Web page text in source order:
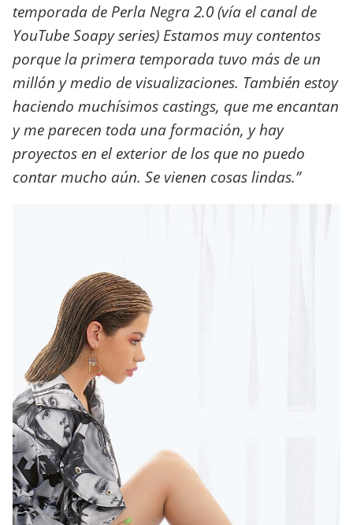
temporada de Perla Negra 2.0 (vía el canal de
YouTube Soapy series) Estamos muy contentos
porque la primera temporada tuvo más de un
millón y medio de visualizaciones. También estoy
haciendo muchísimos castings, que me encantan
y me parecen toda una formación, y hay
proyectos en el exterior de los que no puedo
contar mucho aún. Se vienen cosas lindas.”